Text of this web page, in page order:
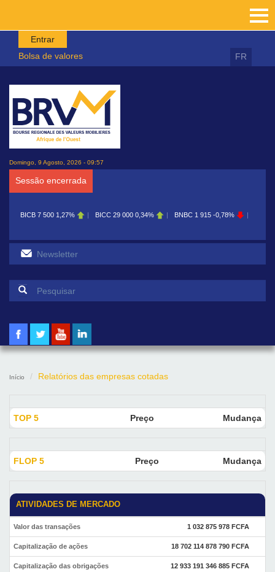
Passar para o conteúdo principal
Entrar
Bolsa de valores
FR
Domingo, 9 Agosto, 2026 - 09:57
Sessão encerrada
BICB 7 500 1,27% BICC 29 000 0,34% BNBC 1 915 -0,78%
Formulário de pesquisa
Início Relatórios das empresas cotadas
TOP 5 Preço Mudança
FLOP 5 Preço Mudança
ATIVIDADES DE MERCADO
Valor das transações 1 032 875 978 FCFA
Capitalização de ações 18 702 114 878 790 FCFA
Capitalização das obrigações 12 933 191 346 885 FCFA